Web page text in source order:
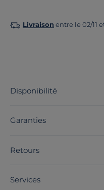
Livraison entre le 02/11
Disponibilité
Garanties
Retours
Services